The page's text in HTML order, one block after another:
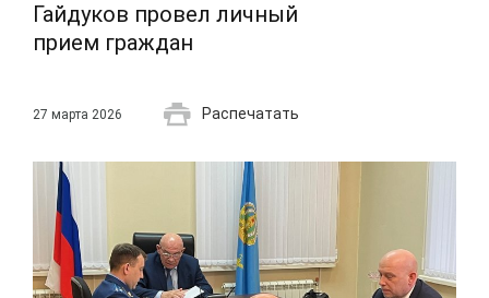
Гайдуков провел личный
прием граждан
27 марта 2026 Распечатать